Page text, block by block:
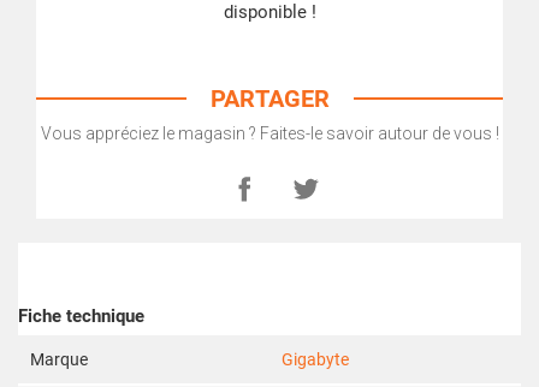
disponible !
PARTAGER
Vous appréciez le magasin ? Faites-le savoir autour de vous !
Fiche technique
Marque Gigabyte